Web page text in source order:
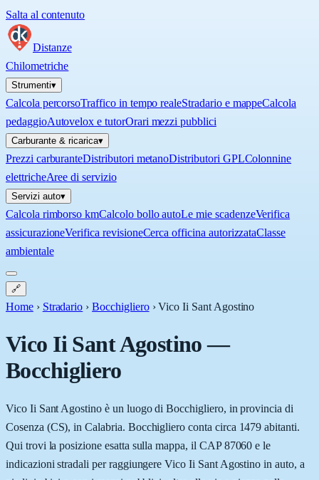
Salta al contenuto
Distanze
Chilometriche
Strumenti▾
Calcola percorsoTraffico in tempo realeStradario e mappeCalcola
pedaggioAutovelox e tutorOrari mezzi pubblici
Carburante & ricarica▾
Prezzi carburanteDistributori metanoDistributori GPLColonnine
elettricheAree di servizio
Servizi auto▾
Calcola rimborso kmCalcolo bollo autoLe mie scadenzeVerifica
assicurazioneVerifica revisioneCerca officina autorizzataClasse
ambientale
🔗
Home › Stradario › Bocchigliero ›Vico Ii Sant Agostino
Vico Ii Sant Agostino—
Bocchigliero
Vico Ii Sant Agostino è un luogo di Bocchigliero, in provincia di
Cosenza (CS), in Calabria. Bocchigliero conta circa 1479 abitanti.
Qui trovi la posizione esatta sulla mappa, il CAP 87060 e le
indicazioni stradali per raggiungere Vico Ii Sant Agostino in auto, a